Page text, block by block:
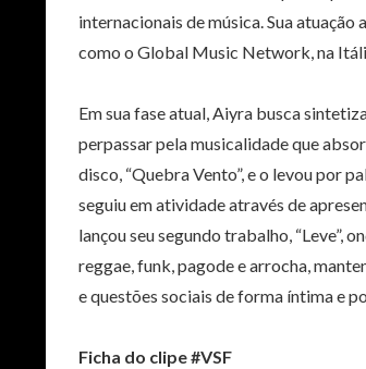
internacionais de música. Sua
como o Global Music Network, na
Em sua fase atual, Aiyra busca
perpassar pela musicalidade que
disco, “Quebra Vento”, e o levou por
seguiu em atividade através de
lançou seu segundo trabalho, “Leve”,
reggae, funk, pagode e arrocha,
e questões sociais de forma íntima e
Ficha do clipe#VSF